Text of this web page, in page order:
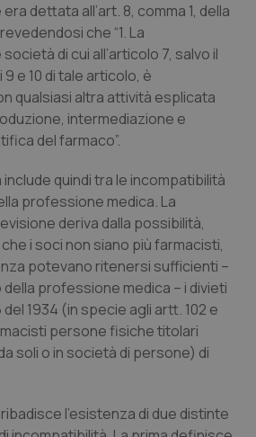
& Rettocolite Ulcerosa
& patologie neurodegenerative
dettata all’art. 8, comma 1, della
che “1. La
di cui all’articolo 7, salvo il
e 10 di tale articolo, è
qualsiasi altra attività esplicata
intermediazione e
del farmaco”.
quindi tra le incompatibilità
professione medica. La
deriva dalla possibilità,
i soci non siano più farmacisti,
potevano ritenersi sufficienti –
della professione medica – i divieti
del 1934 (in specie agli artt. 102 e
persone fisiche titolari
soli o in società di persone) di
l’esistenza di due distinte